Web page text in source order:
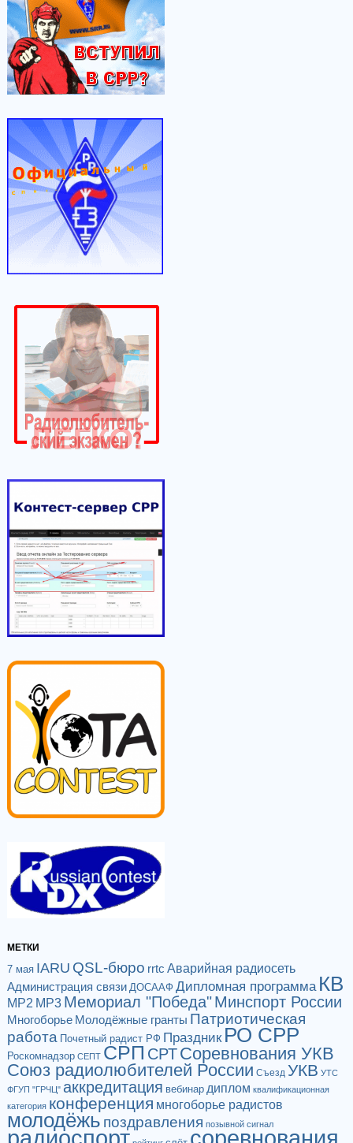
МЕТКИ
7 мая IARU QSL-бюро rrtc Аварийная радиосеть
Администрация связи ДОСААФ Дипломная программа КВ
МР2 МР3 Мемориал "Победа"Минспорт России
Многоборье Молодёжные гранты Патриотическая
работа Почетный радист РФ Праздник РО СРР
Роскомнадзор СЕПТ СРП СРТСоревнования УКВ
Союз радиолюбителей России Съезд УКВ УТС
ФГУП "ГРЧЦ" аккредитация вебинар диплом квалификационная
категория конференция многоборье радистов
молодёжь поздравления позывной сигнал